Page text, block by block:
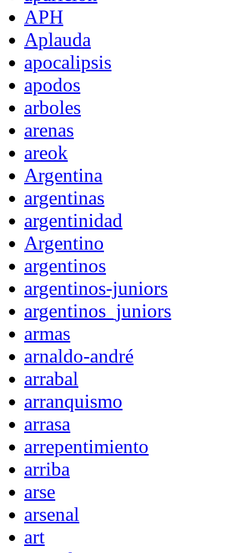
APH
Aplauda
apocalipsis
apodos
arboles
arenas
areok
Argentina
argentinas
argentinidad
Argentino
argentinos
argentinos-juniors
argentinos_juniors
armas
arnaldo-andré
arrabal
arranquismo
arrasa
arrepentimiento
arriba
arse
arsenal
art